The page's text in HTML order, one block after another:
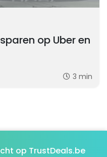
op Uber en
3 min
op TrustDeals.be